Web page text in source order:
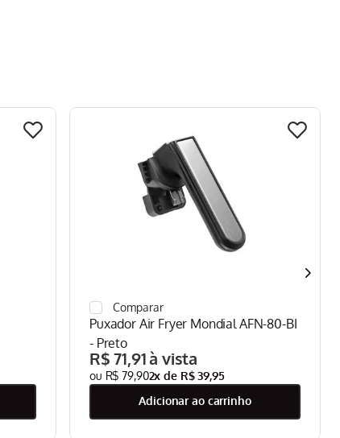
Puxador Air Fryer Mondial AFN-80-BI
- Preto
R$ 71,91
R$ 79,902x de R$ 39,95
adicionar ao carrinho